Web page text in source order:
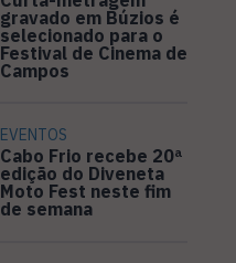
gravado em Búzios é
selecionado para o
Festival de Cinema de
Campos
EVENTOS
Cabo Frio recebe 20ª
edição do Diveneta
Moto Fest neste fim
de semana